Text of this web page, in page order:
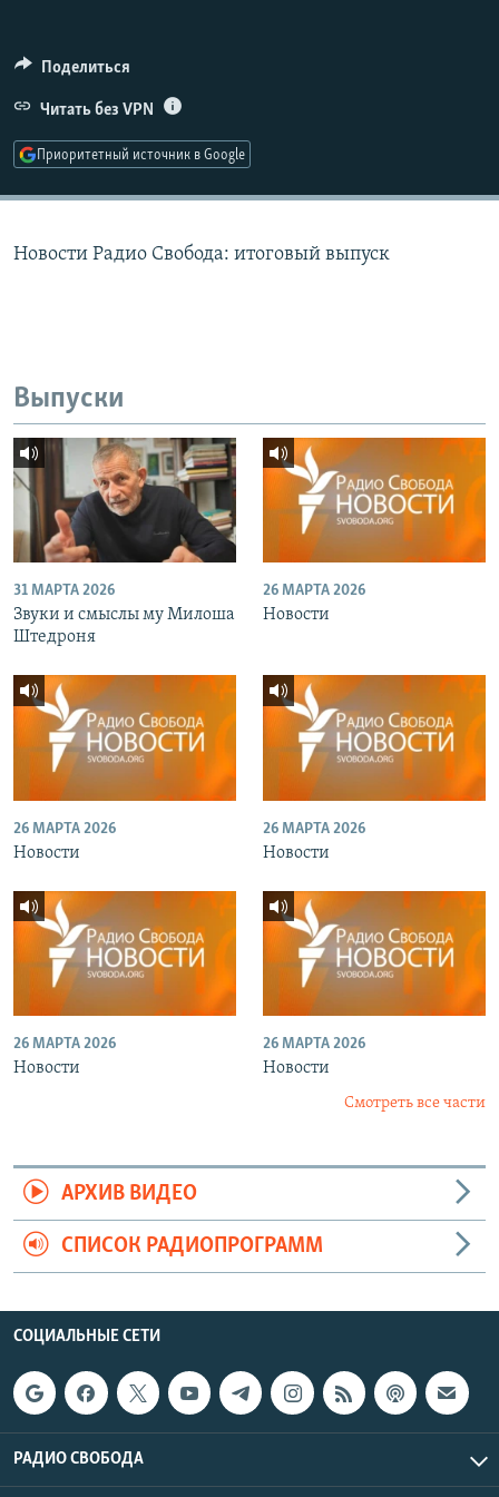
ПОДПИШИТЕСЬ НА РАССЫЛКУ
СОЦИАЛЬНЫЕ СЕТИ
Поделиться
Читать без VPN
Приоритетный источник в Google
Новости Радио Свобода: итоговый выпуск
Выпуски
31 МАРТА 2026
Звуки и смыслы му Милоша
Штедроня
26 МАРТА 2026
Новости
26 МАРТА 2026
Новости
26 МАРТА 2026
Новости
26 МАРТА 2026
Новости
26 МАРТА 2026
Новости
Смотреть все части
АРХИВ ВИДЕО
СПИСОК РАДИОПРОГРАММ
СОЦИАЛЬНЫЕ СЕТИ
РАДИО СВОБОДА